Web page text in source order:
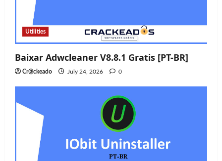
Utilities
Baixar Adwcleaner V8.8.1 Gratis [PT-BR]
Cr@ckeado July 24, 2026 0